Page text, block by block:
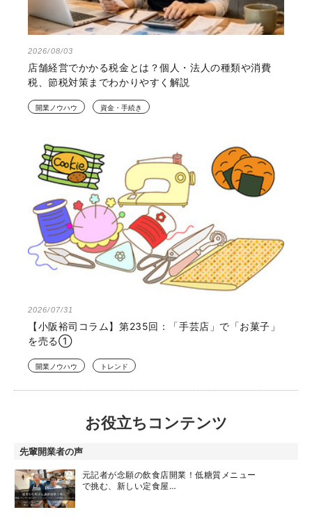
2026/08/03
店舗経営でかかる税金とは？個人・法人の種類や消費
税、節税対策までわかりやすく解説
開業ノウハウ 資金・手続き
2026/07/31
【小阪裕司コラム】第235回：「手芸店」で「お菓子」
を売る①
開業ノウハウ トレンド
お役立ちコンテンツ
先輩開業者の声
元記者が念願の飲食店開業！低糖質メニュー
で挑む、新しい定食屋…